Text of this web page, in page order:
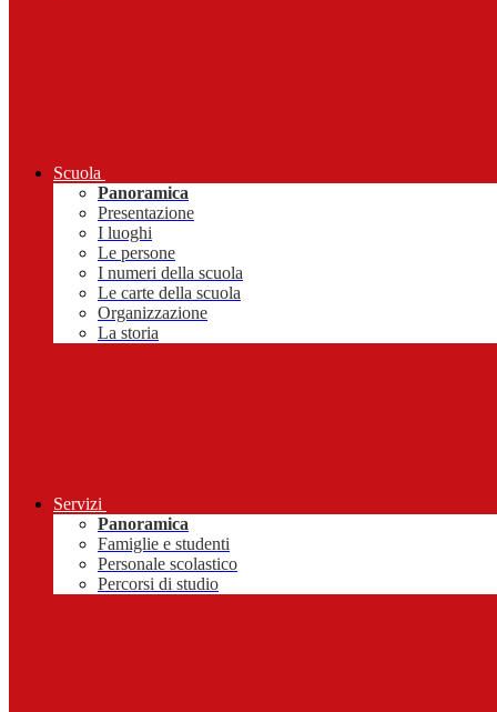
Scuola
Panoramica
Presentazione
I luoghi
Le persone
I numeri della scuola
Le carte della scuola
Organizzazione
La storia
Servizi
Panoramica
Famiglie e studenti
Personale scolastico
Percorsi di studio